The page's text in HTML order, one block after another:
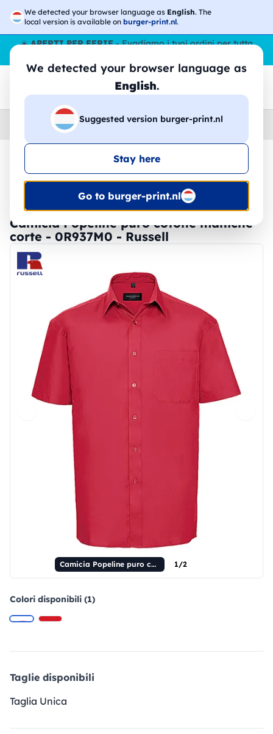
We detected your browser language as English. The
local version is available on burger-print.nl.
We detected your browser language as
English.
Suggested version burger-print.nl
Stay here
Go to burger-print.nl
☀️APERTI PER FERIE- Evadiamo i tuoi ordini per tutta
Camicie › Uomo
🔥 -30% Stampa DTF
Camicia Popeline puro cotone maniche
corte - 0R937M0 - Russell
Camicia Popeline puro cotone maniche corte 1/2
Colori disponibili (1)
Taglie disponibili
Taglia Unica